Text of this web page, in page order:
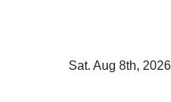
Sat. Aug 8th, 2026